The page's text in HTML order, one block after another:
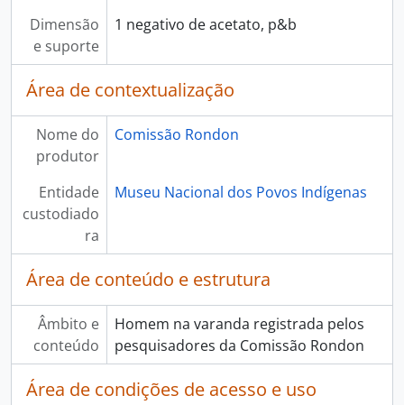
Dimensão
e suporte
1 negativo de acetato, p&b
Área de contextualização
Nome do
produtor
Comissão Rondon
Entidade
custodiado
ra
Museu Nacional dos Povos Indígenas
Área de conteúdo e estrutura
Âmbito e
conteúdo
Homem na varanda registrada pelos
pesquisadores da Comissão Rondon
Área de condições de acesso e uso